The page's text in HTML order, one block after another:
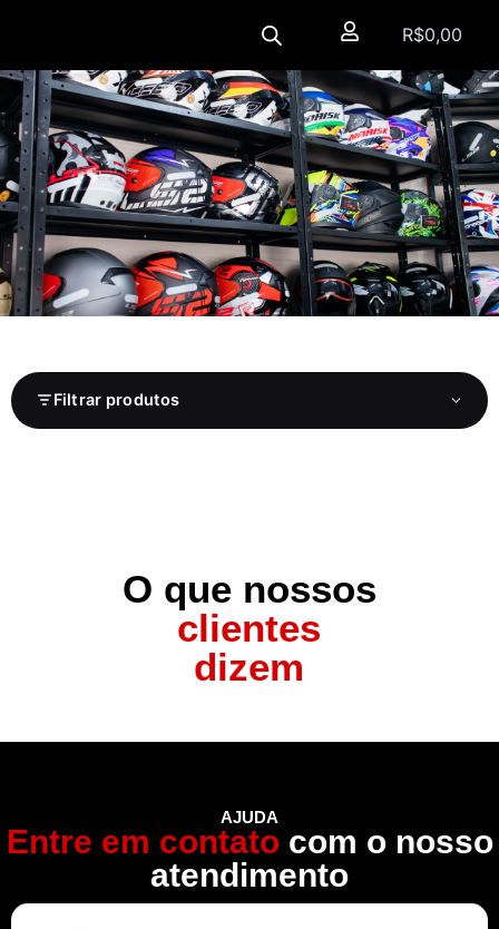
R$0,00
Filtrar produtos
O que nossos
clientes
dizem
AJUDA
Entre em contatocom o nosso
atendimento